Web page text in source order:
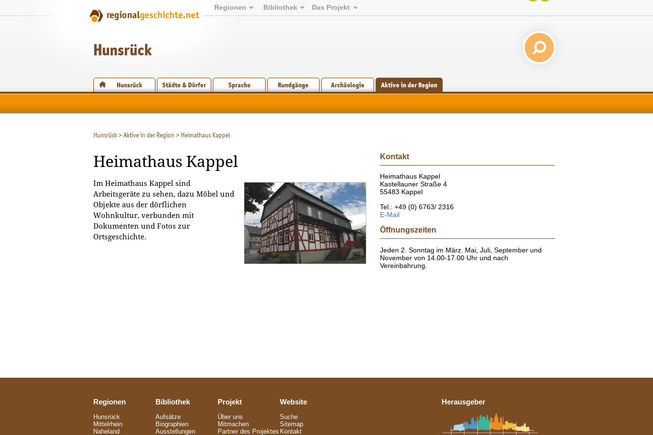
Regionen Bibliothek Das Projekt
Hunsrück
Hunsrück Städte & Dörfer Sprache Rundgänge Archäologie Aktive in der Region
Hunsrück>Aktive in der Region > Heimathaus Kappel
Heimathaus Kappel
Im Heimathaus Kappel sind
Arbeitsgeräte zu sehen, dazu Möbel und
Objekte aus der dörflichen
Wohnkultur, verbunden mit
Dokumenten und Fotos zur
Ortsgeschichte.
Kontakt
Heimathaus Kappel
Kastellauner Straße 4
55483 Kappel
Tel.: +49 (0) 6763/ 2316
E-Mail
Öffnungszeiten
Jeden 2. Sonntag im März. Mai, Juli, September und
November von 14.00-17.00 Uhr und nach
Vereinbahrung.
Regionen
Hunsrück
Mittelrhein
Naheland
Bibliothek
Aufsätze
Biographien
Ausstellungen
Projekt
Über uns
Mitmachen
Partner des Projektes
Website
Suche
Sitemap
Kontakt
Herausgeber